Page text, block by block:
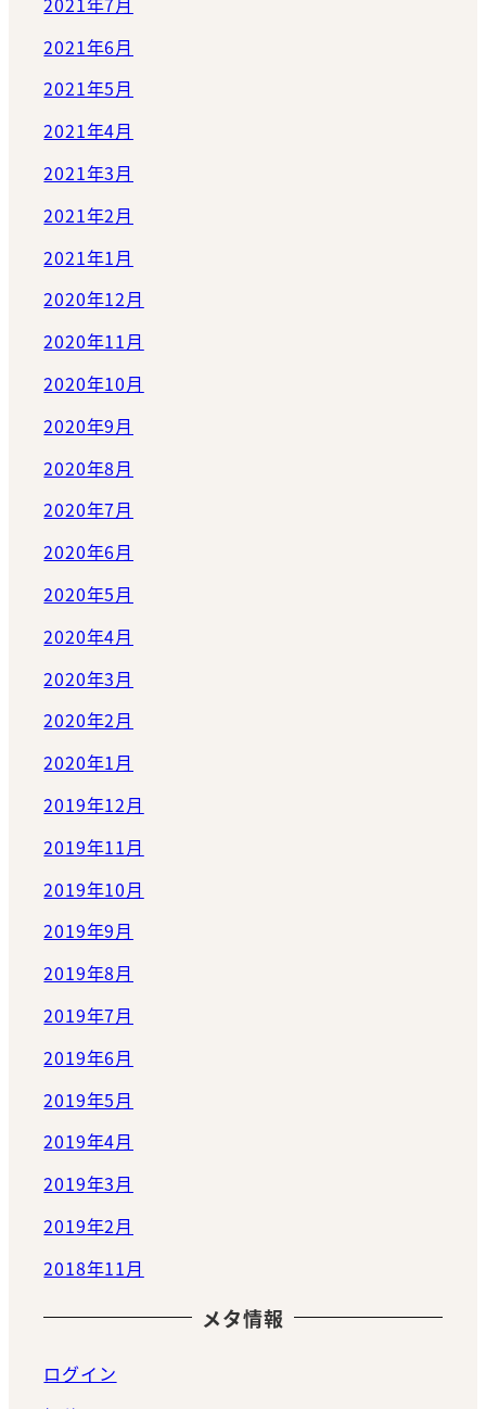
2021年6月
2021年5月
2021年4月
2021年3月
2021年2月
2021年1月
2020年12月
2020年11月
2020年10月
2020年9月
2020年8月
2020年7月
2020年6月
2020年5月
2020年4月
2020年3月
2020年2月
2020年1月
2019年12月
2019年11月
2019年10月
2019年9月
2019年8月
2019年7月
2019年6月
2019年5月
2019年4月
2019年3月
2019年2月
2018年11月
メタ情報
ログイン